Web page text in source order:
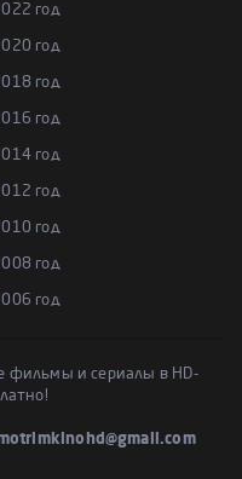
год
год
год
год
год
год
год
год
год
фильмы и сериалы в HD-